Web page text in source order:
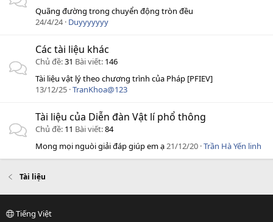
Quãng đường trong chuyển động tròn đều
24/4/24 Duyyyyyyy
Các tài liệu khác
Chủ đề 31 Bài viết 146
Tài liệu vật lý theo chương trình của Pháp [PFIEV]
13/12/25 TranKhoa@123
Tài liệu của Diễn đàn Vật lí phổ thông
Chủ đề 11 Bài viết 84
Mong mọi nguòi giải đáp giúp em ạ21/12/20 Trần Hà Yến linh
Tài liệu
Tiếng Việt